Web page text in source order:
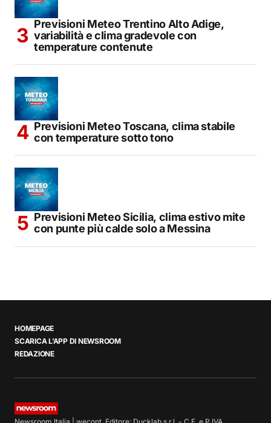
Previsioni Meteo Trentino Alto Adige,
variabilità e clima gradevole con
temperature contenute
Previsioni Meteo Toscana, clima stabile
con temperature sotto tono
Previsioni Meteo Sicilia, clima estivo mite
con punte più calde solo a Messina
HOMEPAGE
SCARICA L’APP DI NEWSROOM
REDAZIONE